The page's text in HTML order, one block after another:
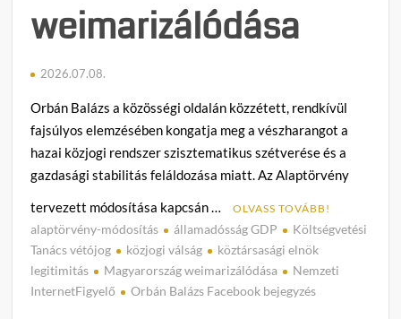
weimarizálódása
2026.07.08.
Orbán Balázs a közösségi oldalán közzétett, rendkívül
fajsúlyos elemzésében kongatja meg a vészharangot a
hazai közjogi rendszer szisztematikus szétverése és a
gazdasági stabilitás feláldozása miatt. Az Alaptörvény
tervezett módosítása kapcsán …
OLVASS TOVÁBB!
alaptörvény-módosítás államadósság GDP
Költségvetési
Tanács vétójog
közjogi válság
köztársasági elnök
legitimitás
Magyarország weimarizálódása
Nemzeti
InternetFigyelő
Orbán Balázs Facebook bejegyzés